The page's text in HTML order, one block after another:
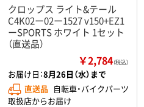
クロップス ライト&テール
C4K02ー02ー1527 v150+EZ1
ーSPORTS ホワイト 1セット
（直送品）
￥2,784（税込）
お届け日：8月26日（水）まで
直送品 自転車・バイクパーツ
取扱店からお届け